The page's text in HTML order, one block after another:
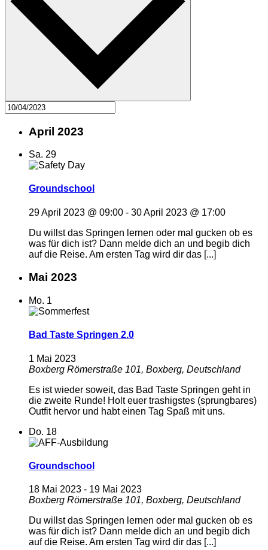
April 2023
Sa. 29
Groundschool
29 April 2023 @ 09:00 - 30 April 2023 @ 17:00
Du willst das Springen lernen oder mal gucken ob es
was für dich ist? Dann melde dich an und begib dich
auf die Reise. Am ersten Tag wird dir das [...]
Mai 2023
Mo. 1
Bad Taste Springen 2.0
1 Mai 2023
Boxberg Römerstraße 101, Boxberg, Deutschland
Es ist wieder soweit, das Bad Taste Springen geht in
die zweite Runde! Holt euer trashigstes (sprungbares)
Outfit hervor und habt einen Tag Spaß mit uns.
Do. 18
Groundschool
18 Mai 2023 - 19 Mai 2023
Boxberg Römerstraße 101, Boxberg, Deutschland
Du willst das Springen lernen oder mal gucken ob es
was für dich ist? Dann melde dich an und begib dich
auf die Reise. Am ersten Tag wird dir das [...]